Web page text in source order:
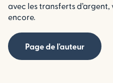
avec les transferts d’argent,
encore.
Page de l'auteur